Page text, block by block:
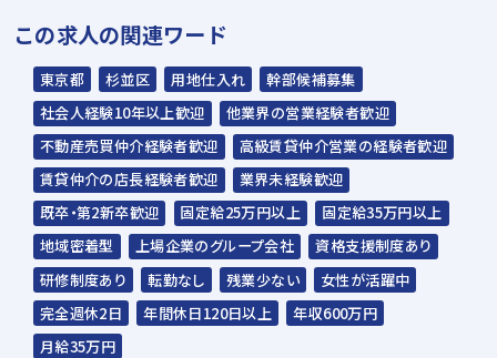
内定
☆入社時期は相談に応じます。現在、在職中
の方も積極的にご応募ください。
☆応募の秘密は厳守いたします。
この求人の関連ワード
東京都 杉並区 用地仕入れ
幹部候補募集
社会人経験10年以上歓迎
他業界の営業経験者歓迎
不動産売買仲介経験者歓迎
高級賃貸仲介営業の経験者歓迎
賃貸仲介の店長経験者歓迎
業界未経験歓迎
既卒・第2新卒歓迎
固定給25万円以上
固定給35万円以上
地域密着型
上場企業のグループ会社
資格支援制度あり
研修制度あり
転勤なし 残業少ない
女性が活躍中
完全週休2日
年間休日120日以上
年収600万円
月給35万円